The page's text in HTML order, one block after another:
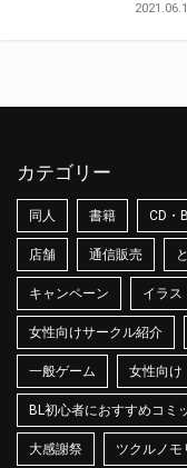
カテゴリー
同人 書籍 CD・
店舗 通信販売
キャンペーン イラス
女性向けサークル紹介
一般ゲーム 女性向け
BL初心者におすすめコミ
大感謝祭 ツクルノモ